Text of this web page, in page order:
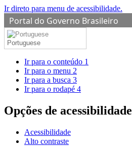
Ir direto para menu de acessibilidade.
Portal do Governo Brasileiro
Portuguese
Ir para o conteúdo 1
Ir para o menu 2
Ir para a busca 3
Ir para o rodapé 4
Opções de acessibilidade
Acessibilidade
Alto contraste